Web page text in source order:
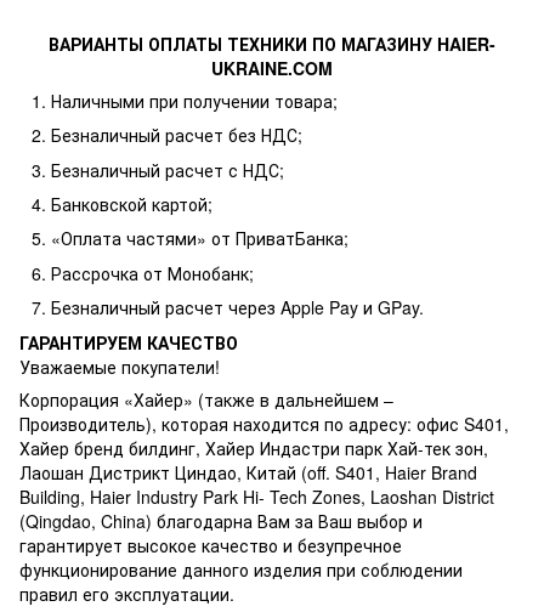
ВАРИАНТЫ ОПЛАТЫ ТЕХНИКИ ПО МАГАЗИНУ HAIER-
UKRAINE.COM
Наличными при получении товара;
Безналичный расчет без НДС;
Безналичный расчет с НДС;
Банковской картой;
«Оплата частями» от ПриватБанка;
Рассрочка от Монобанк;
Безналичный расчет через Apple Pay и GPay.
ГАРАНТИРУЕМ КАЧЕСТВО
Уважаемые покупатели!
Корпорация «Хайер» (также в дальнейшем –
Производитель), которая находится по адресу: офис S401,
Хайер бренд билдинг, Хайер Индастри парк Хай-тек зон,
Лаошан Дистрикт Циндао, Китай (off. S401, Haier Brand
Building, Haier Industry Park Hi- Tech Zones, Laoshan District
(Qingdao, China) благодарна Вам за Ваш выбор и
гарантирует высокое качество и безупречное
функционирование данного изделия при соблюдении
правил его эксплуатации.